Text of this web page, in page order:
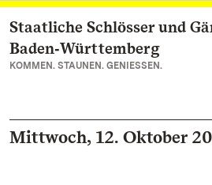
Zum Hauptinhalt springen
Staatliche Schlösser und
Baden‑Württemberg
KOMMEN. STAUNEN. GENIESSEN.
Mittwoch, 12. Oktober